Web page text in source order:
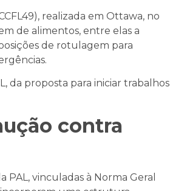
realizada em Ottawa, no
de alimentos, entre elas a
de rotulagem para
da proposta para iniciar trabalhos
contra
vinculadas à Norma Geral